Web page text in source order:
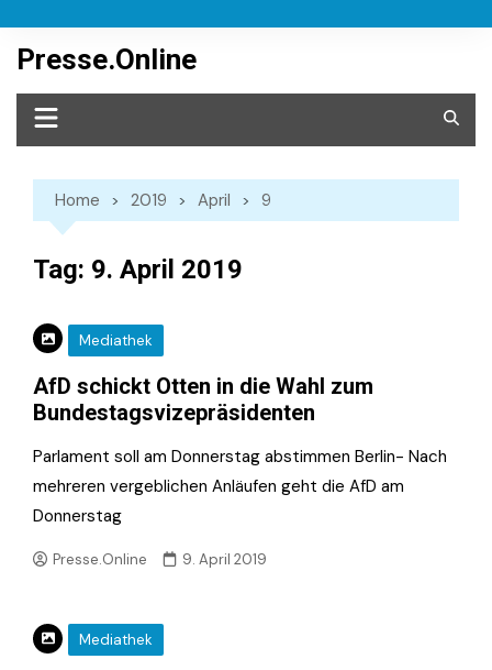
content
Presse.Online
Home 2019 April 9
Tag: 9. April 2019
Mediathek
AfD schickt Otten in die Wahl zum
Bundestagsvizepräsidenten
Parlament soll am Donnerstag abstimmen Berlin- Nach
mehreren vergeblichen Anläufen geht die AfD am
Donnerstag
Presse.Online 9. April 2019
Mediathek